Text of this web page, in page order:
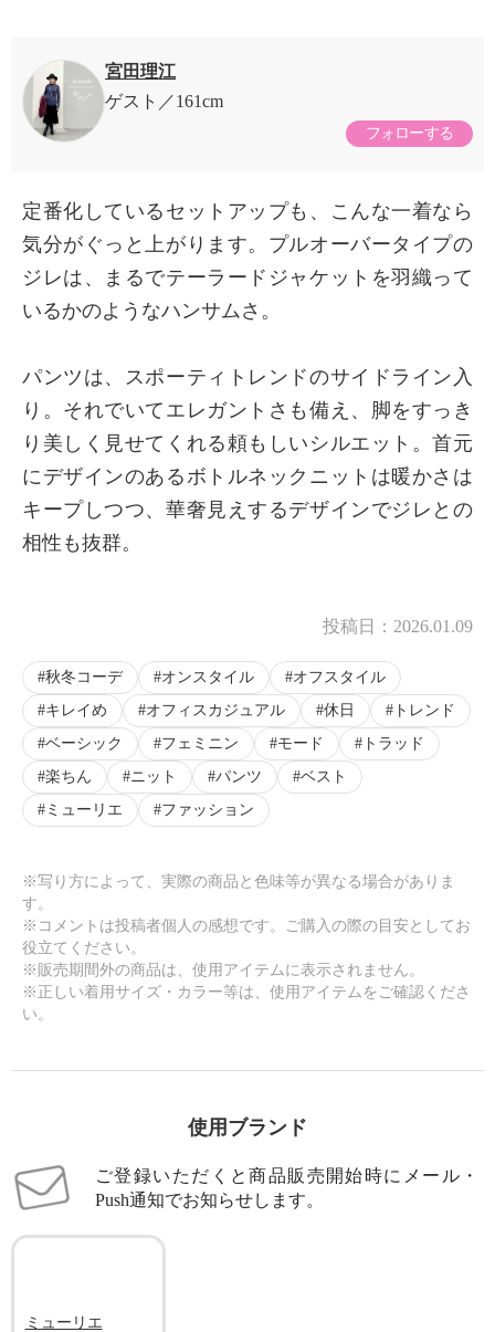
宮田理江
ゲスト
161cm
フォローする
定番化しているセットアップも、こんな一着なら
気分がぐっと上がります。プルオーバータイプの
ジレは、まるでテーラードジャケットを羽織って
いるかのようなハンサムさ。
パンツは、スポーティトレンドのサイドライン入
り。それでいてエレガントさも備え、脚をすっき
り美しく見せてくれる頼もしいシルエット。首元
にデザインのあるボトルネックニットは暖かさは
キープしつつ、華奢見えするデザインでジレとの
相性も抜群。
投稿日： 2026.01.09
秋冬コーデ オンスタイル
オフスタイル
キレイめ
オフィスカジュアル 休日
トレンド
ベーシック
フェミニン モード
トラッド
楽ちん
ニット パンツ
ベスト
ミューリエ
ファッション
※写り方によって、実際の商品と色味等が異なる場合がありま
す。
※コメントは投稿者個人の感想です。ご購入の際の目安としてお
役立てください。
※販売期間外の商品は、使用アイテムに表示されません。
※正しい着用サイズ・カラー等は、使用アイテムをご確認くださ
い。
使用ブランド
ご登録いただくと商品販売開始時にメール・
Push通知でお知らせします。
ミューリエ